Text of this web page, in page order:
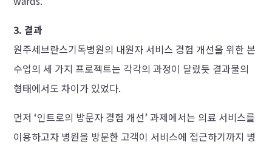
3. 결과
원주세브란스기독병원의 내원자 서비스 경험 개선을 위한 본
수업의 세 가지 프로젝트는 각각의 과정이 달랐듯 결과물의
형태에서도 차이가 있었다.
먼저 ‘인트로의 방문자 경험 개선’ 과제에서는 의료 서비스를
이용하고자 병원을 방문한 고객이 서비스에 접근하기까지 병